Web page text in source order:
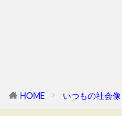
HOME いつもの社会像